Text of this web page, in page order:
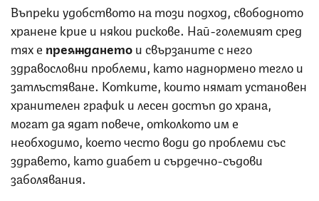
Въпреки удобството на този подход, свободното
хранене крие и някои рискове. Най-големият сред
тях е преяжданетои свързаните с него
здравословни проблеми, като наднормено тегло и
затлъстяване. Котките, които нямат установен
хранителен график и лесен достъп до храна,
могат да ядат повече, отколкото им е
необходимо, което често води до проблеми със
здравето, като диабет и сърдечно-съдови
заболявания.